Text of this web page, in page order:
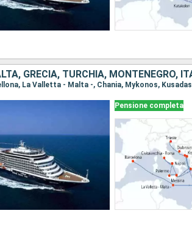
GRECIA, TURCHIA, MONTENEGRO,
Pensione completa